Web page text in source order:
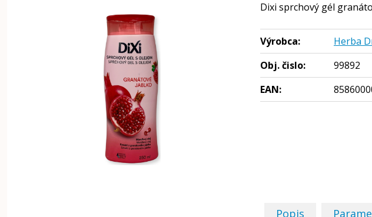
Dixi sprchový gél
Výrobca:
Herba
Obj. čislo:
99892
EAN:
Popis